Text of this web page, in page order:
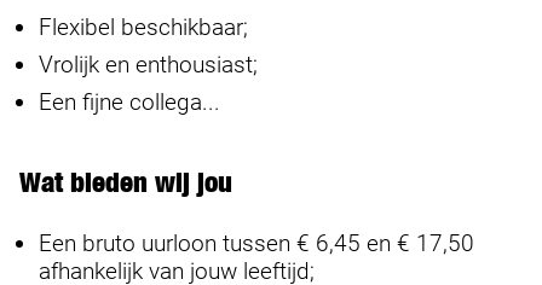
Flexibel beschikbaar;
Vrolijk en enthousiast;
Een fijne collega...
Wat bieden wij jou
Een bruto uurloon tussen € 6,45 en € 17,50
afhankelijk van jouw leeftijd;